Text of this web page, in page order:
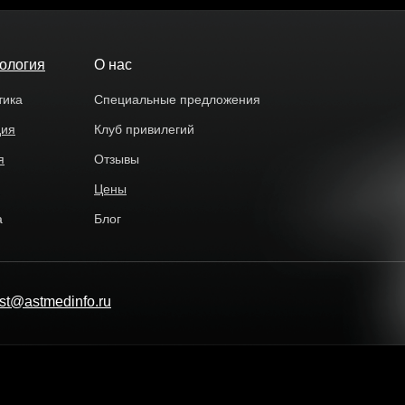
О нас
Специальные предложения
Клуб привилегий
Блог
Цены
Отзывы